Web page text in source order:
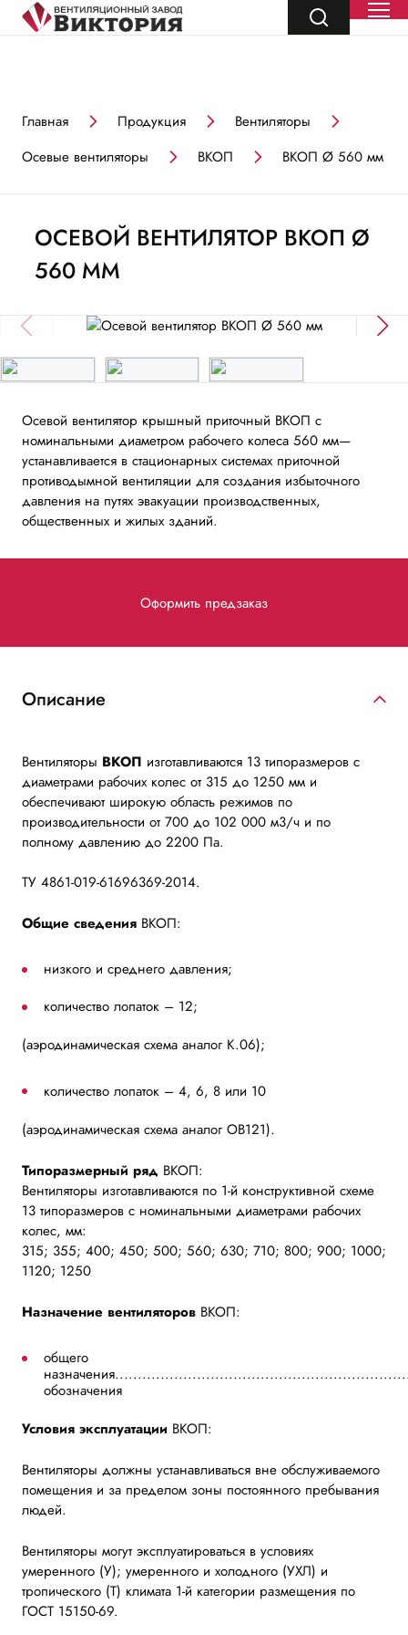
Главная Продукция
Вентиляторы
Осевые вентиляторы
ВКОП ВКОП Ø 560 мм
ОСЕВОЙ ВЕНТИЛЯТОР ВКОП Ø
560 ММ
Осевой вентилятор крышный приточный ВКОП с
номинальными диаметром рабочего колеса 560 мм—
устанавливается в стационарных системах приточной
противодымной вентиляции для создания избыточного
давления на путях эвакуации производственных,
общественных и жилых зданий.
Оформить предзаказ
Описание
Вентиляторы ВКОП изготавливаются 13 типоразмеров с
диаметрами рабочих колес от 315 до 1250 мм и
обеспечивают широкую область режимов по
производительности от 700 до 102 000 м3/ч и по
полному давлению до 2200 Па.
ТУ 4861-019-61696369-2014.
Общие сведения ВКОП:
низкого и среднего давления;
количество лопаток – 12;
(аэродинамическая схема аналог К.06);
количество лопаток – 4, 6, 8 или 10
(аэродинамическая схема аналог ОВ121).
Типоразмерный ряд ВКОП:
Вентиляторы изготавливаются по 1-й конструктивной схеме
13 типоразмеров с номинальными диаметрами рабочих
колес, мм:
315; 355; 400; 450; 500; 560; 630; 710; 800; 900; 1000;
1120; 1250
Назначение вентиляторов ВКОП:
общего
обозначения
Условия эксплуатации ВКОП:
Вентиляторы должны устанавливаться вне обслуживаемого
помещения и за пределом зоны постоянного пребывания
людей.
Вентиляторы могут эксплуатироваться в условиях
умеренного (У); умеренного и холодного (УХЛ) и
тропического (Т) климата 1-й категории размещения по
ГОСТ 15150-69.